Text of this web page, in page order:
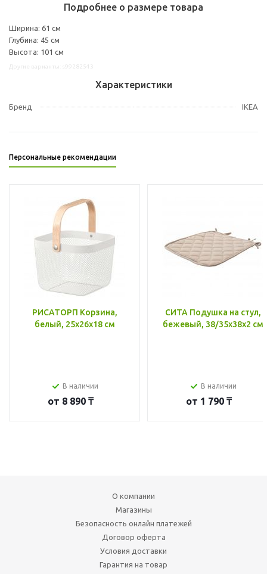
Подробнее о размере товара
Ширина: 61 см
Глубина: 45 см
Высота: 101 см
Характеристики
Бренд IKEA
Персональные рекомендации
РИСАТОРП Корзина,
белый, 25x26x18 см
В наличии
от 8 890 ₸
СИТА Подушка на стул,
бежевый, 38/35x38x2 см
В наличии
от 1 790 ₸
О компании
Магазины
Безопасность онлайн платежей
Договор оферта
Условия доставки
Гарантия на товар